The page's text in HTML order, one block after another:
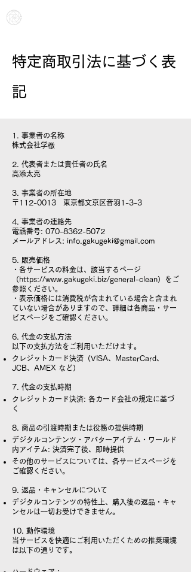
特定商取引法に基づく表
記
1. 事業者の名称
株式会社学檄
2. 代表者または責任者の氏名
高添太亮
3. 事業者の所在地
〒112-0013 東京都文京区音羽1-3-3
4. 事業者の連絡先
電話番号: 070-8362-5072
メールアドレス: info.gakugeki@gmail.com
5. 販売価格
・各サービスの料金は、該当するページ
（https://www.gakugeki.biz/general-clean）をご
参照ください。
・表示価格には消費税が含まれている場合と含まれ
ていない場合がありますので、詳細は各商品・サー
ビスページをご確認ください。
6. 代金の支払方法
以下の支払方法をご利用いただけます。
クレジットカード決済（VISA、MasterCard、
JCB、AMEX など）
7. 代金の支払時期
クレジットカード決済: 各カード会社の規定に基づ
く
8. 商品の引渡時期または役務の提供時期
デジタルコンテンツ・アバターアイテム・ワールド
内アイテム: 決済完了後、即時提供
その他のサービスについては、各サービスページを
ご確認ください。
9. 返品・キャンセルについて
デジタルコンテンツの特性上、購入後の返品・キャ
ンセルは一切お受けできません。
10. 動作環境
当サービスを快適にご利用いただくための推奨環境
は以下の通りです。